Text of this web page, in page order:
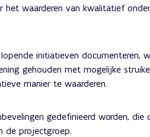
het waarderen van kwalitatief
initiatieven documenteren,
gehouden met mogelijke
manier te waarderen.
gedefinieerd worden, die
de projectgroep.